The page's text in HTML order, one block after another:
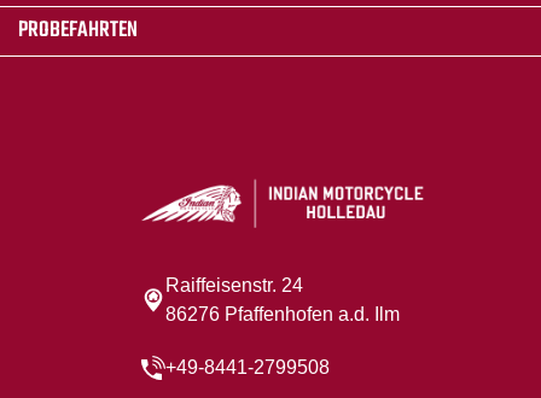
PROBEFAHRTEN
Raiffeisenstr. 24
86276 Pfaffenhofen a.d. Ilm
+49-8441-2799508